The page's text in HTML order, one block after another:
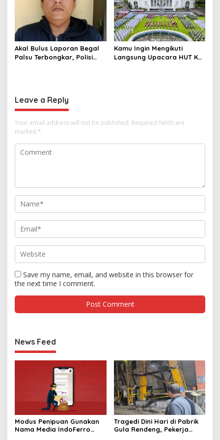
1,1 Ton Rp119 Miliar
Dimusnahkan
Akal Bulus Laporan Begal
Palsu Terbongkar, Polisi
Kamu Ingin Mengikuti
Langsung Upacara HUT Ke-
Leave a Reply
Your email address will not be published. Required fields are
marked *
Save my name, email, and website in this browser for
the next time I comment.
News Feed
Modus Penipuan Gunakan
Nama Media IndoFerro
Tragedi Dini Hari di Pabrik
Gula Rendeng, Pekerja